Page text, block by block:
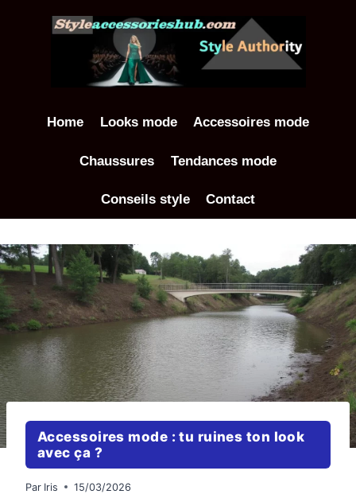
Home Looks mode Accessoires mode
Chaussures Tendances mode
Conseils style Contact
Accessoires mode : tu ruines ton look
avec ça ?
Par Iris 15/03/2026